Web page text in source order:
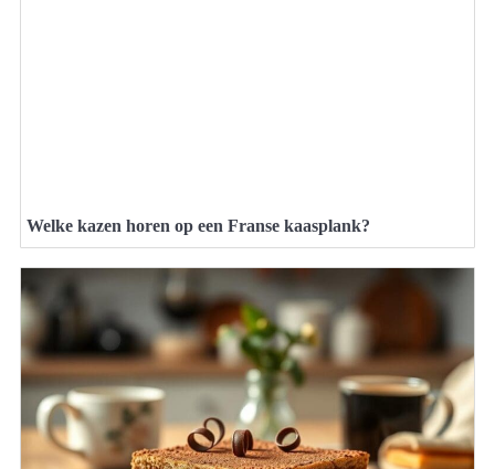
Welke kazen horen op een Franse kaasplank?